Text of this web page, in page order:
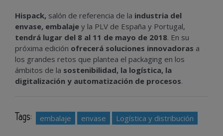
Hispack, salón de referencia de la industria del
envase, embalaje y la PLV de España y Portugal,
tendrá lugar del 8 al 11 de mayo de 2018. En su
próxima edición ofrecerá soluciones innovadoras a
los grandes retos que plantea el packaging en los
ámbitos de la sostenibilidad, la logística, la
digitalización y automatización de procesos.
Tags: embalaje envase Logística y distribución